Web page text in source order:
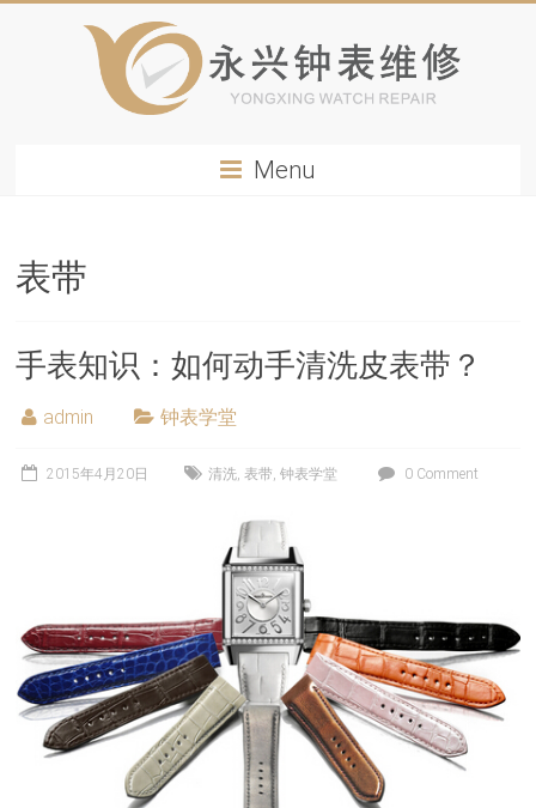
Menu
表带
手表知识：如何动手清洗皮表带？
admin 钟表学堂
2015年4月20日 清洗,表带,钟表学堂 0 Comment